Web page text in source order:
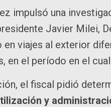
impulsó una
Javier Milei,
en viajes al exterior
en el período en el
el fiscal pidió
y